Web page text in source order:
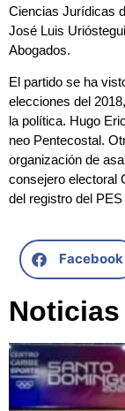
Ciencias Jurídicas
José Luis
Abogados.
El partido se ha
elecciones del
la política. Hugo
neo Pentecostal.
organización de
consejero electoral
del registro del
Facebook